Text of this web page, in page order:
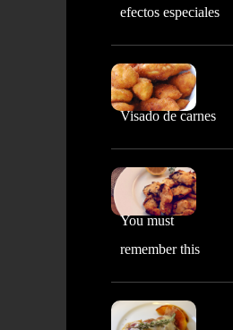
efectos especiales
Visado de carnes
You must
remember this